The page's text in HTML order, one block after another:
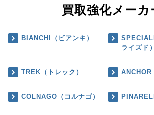
買取強化メーカ
BIANCHI（ビアンキ）
ライズド）
TREK（トレック） ANCHOR
COLNAGO（コルナゴ）